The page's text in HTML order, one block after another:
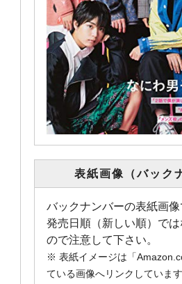
表紙画像（バック
バックナンバーの表紙画像
発売日順（新しい順）で
ので注意して下さい。
※ 表紙イメージは「
ている画像へリンクしています